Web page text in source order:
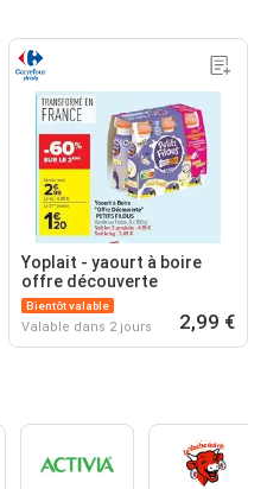
Yoplait - yaourt à boire
offre découverte
Bientôt valable
Valable dans 2 jours 2,99 €